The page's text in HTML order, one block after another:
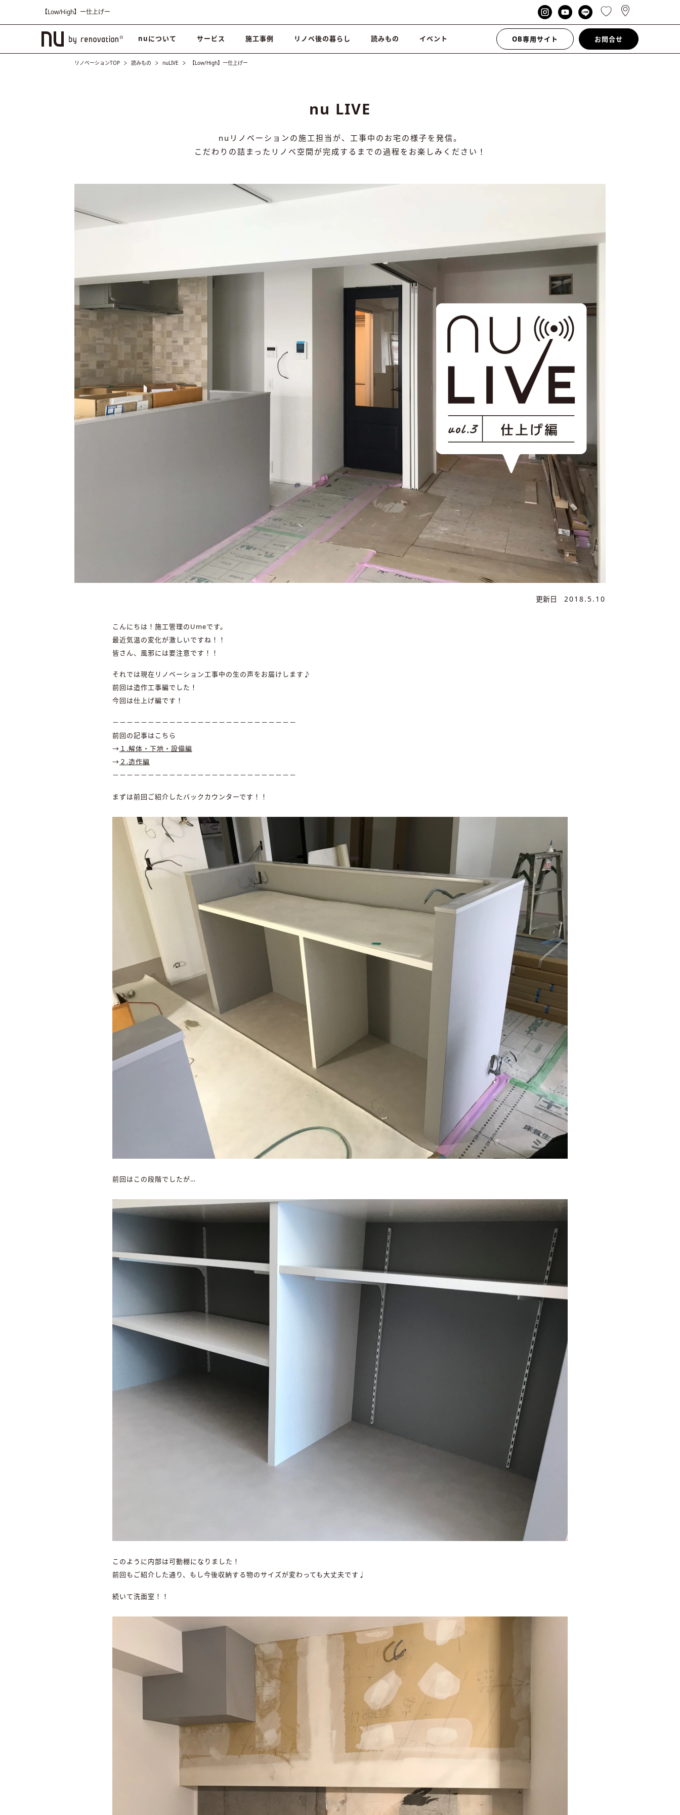
【Low/High】ー仕上げー
nuについて サービス 施工事例 リノベ後の暮らし 読みもの イベント OB専用サイト お問合せ
リノベーションTOP 読みもの nuLIVE 【Low/High】ー仕上げー
nu LIVE
nuリノベーションの施工担当が、工事中のお宅の様子を発信。
こだわりの詰まったリノベ空間が完成するまでの過程をお楽しみください！
更新日 2018.5.10
こんにちは！施工管理のUmeです。
最近気温の変化が激しいですね！！
皆さん、風邪には要注意です！！
それでは現在リノベーション工事中の生の声をお届けします♪
前回は造作工事編でした！
今回は仕上げ編です！
－－－－－－－－－－－－－－－－－－－－－－－－－－
前回の記事はこちら
→ １.解体・下地・設備編
→ ２.造作編
－－－－－－－－－－－－－－－－－－－－－－－－－－
まずは前回ご紹介したバックカウンターです！！
前回はこの段階でしたが…
このように内部は可動棚になりました！
前回もご紹介した通り、もし今後収納する物のサイズが変わっても大丈夫です♩
続いて洗面室！！